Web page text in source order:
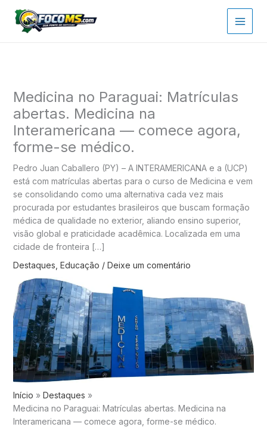
para
Medicina no Paraguai: Matrículas
abertas. Medicina na
Interamericana — comece agora,
forme-se médico.
Pedro Juan Caballero (PY) – A INTERAMERICANA e a (UCP)
está com matrículas abertas para o curso de Medicina e vem
se consolidando como uma alternativa cada vez mais
procurada por estudantes brasileiros que buscam formação
médica de qualidade no exterior, aliando ensino superior,
visão global e praticidade acadêmica. Localizada em uma
cidade de fronteira […]
Destaques Educação / Deixe um comentário
Início
Destaques
Medicina no Paraguai: Matrículas abertas. Medicina na
Interamericana — comece agora, forme-se médico.